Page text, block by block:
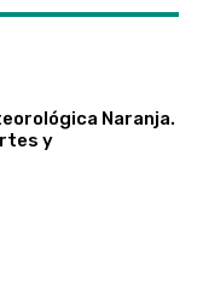
Naranja.
y